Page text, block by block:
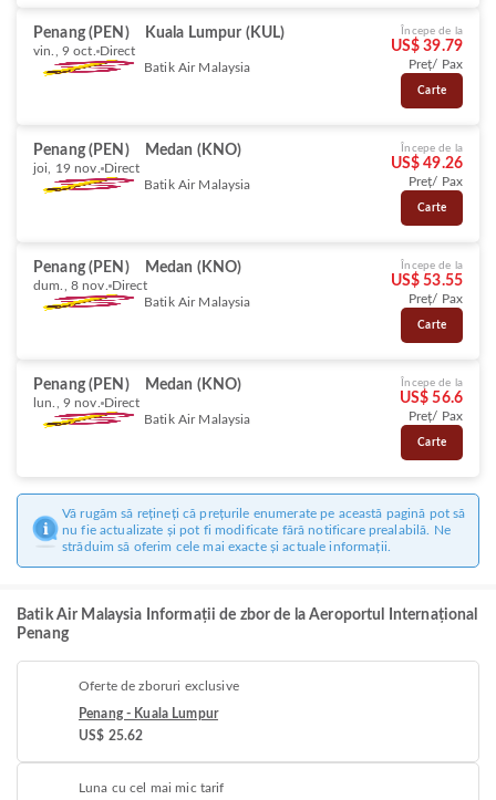
Penang (PEN) Kuala Lumpur (KUL)
vin., 9 oct. Direct
Batik Air Malaysia
Începe de la
US$ 39.79
Preț/ Pax
Carte
Penang (PEN) Medan (KNO)
joi, 19 nov. Direct
Batik Air Malaysia
Începe de la
US$ 49.26
Preț/ Pax
Carte
Penang (PEN) Medan (KNO)
dum., 8 nov. Direct
Batik Air Malaysia
Începe de la
US$ 53.55
Preț/ Pax
Carte
Penang (PEN) Medan (KNO)
lun., 9 nov. Direct
Batik Air Malaysia
Începe de la
US$ 56.6
Preț/ Pax
Carte
Vă rugăm să rețineți că prețurile enumerate pe această pagină pot să
nu fie actualizate și pot fi modificate fără notificare prealabilă. Ne
străduim să oferim cele mai exacte și actuale informații.
Batik Air Malaysia Informații de zbor de la Aeroportul Internațional
Penang
Oferte de zboruri exclusive
Penang - Kuala Lumpur
US$ 25.62
Luna cu cel mai mic tarif